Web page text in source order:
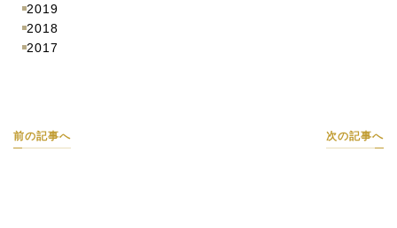
2019
2018
2017
前の記事へ 次の記事へ